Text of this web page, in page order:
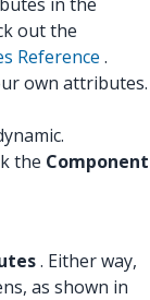
out the
Reference .
own attributes.
the Component
. Either way,
as shown in